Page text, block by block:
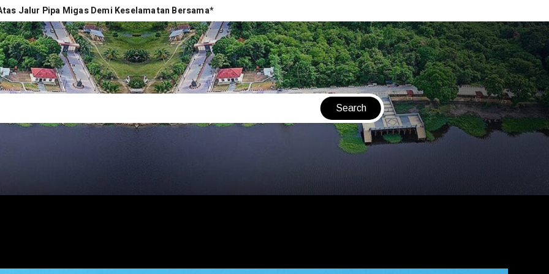
Jalur Pipa Migas Demi Keselamatan Bersama*
dan Administrasi Pemerintahan
Desa, Kasusnya Diserahkan ke Unit Pidsus
Kepatuhan Perda Tenaga Kerja Lokal dan Perpres No.
Daerah
Doa Bersama hingga Beri Penghargaan Pejuang Partai
Banyuasin, Satu Pelaku Masih Buron
Hilirisasi Perkebunan